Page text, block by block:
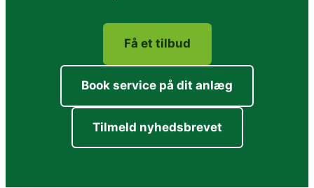
Få et tilbud
Book service på dit anlæg
Tilmeld nyhedsbrevet